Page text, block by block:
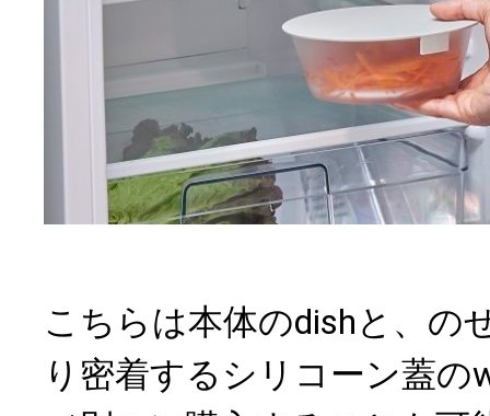
こちらは本体のdishと、の
り密着するシリコーン蓋の